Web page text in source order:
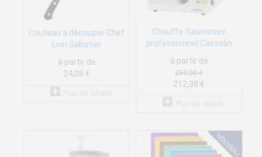
Couteau à découper Chef
Lion Sabatier
à partir de
24,08 €
Chauffe-Saucisses
professionnel Casselin
à partir de
259,00 €
212,38 €